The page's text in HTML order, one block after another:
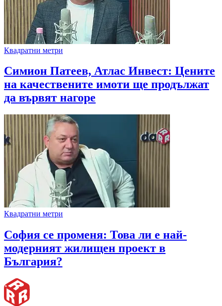
Квадратни метри
Симион Патеев, Атлас Инвест: Цените
на качествените имоти ще продължат
да вървят нагоре
Квадратни метри
София се променя: Това ли е най-
модерният жилищен проект в
България?